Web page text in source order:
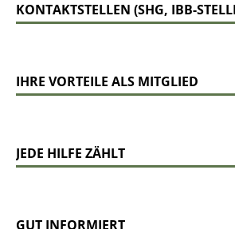
KONTAKTSTELLEN (SHG, IBB-
IHRE VORTEILE ALS MITGLIED
JEDE HILFE ZÄHLT
GUT INFORMIERT